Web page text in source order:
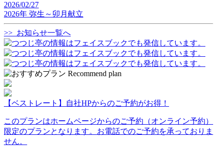
2026/02/27
2026年 弥生～卯月献立
>> お知らせ一覧へ
【ベストレート】自社HPからのご予約がお得！
このプランはホームページからのご予約（オンライン予約）
限定のプランとなります。お電話でのご予約を承っておりま
せん。